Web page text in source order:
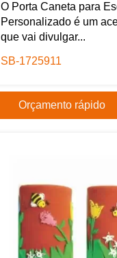
O Porta Caneta para
Personalizado é um
que vai divulgar...
SB-1725911
Orçamento rápido